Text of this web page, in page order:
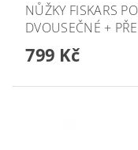
NŮŽKY FISKARS
DVOUSEČNÉ +
799 Kč